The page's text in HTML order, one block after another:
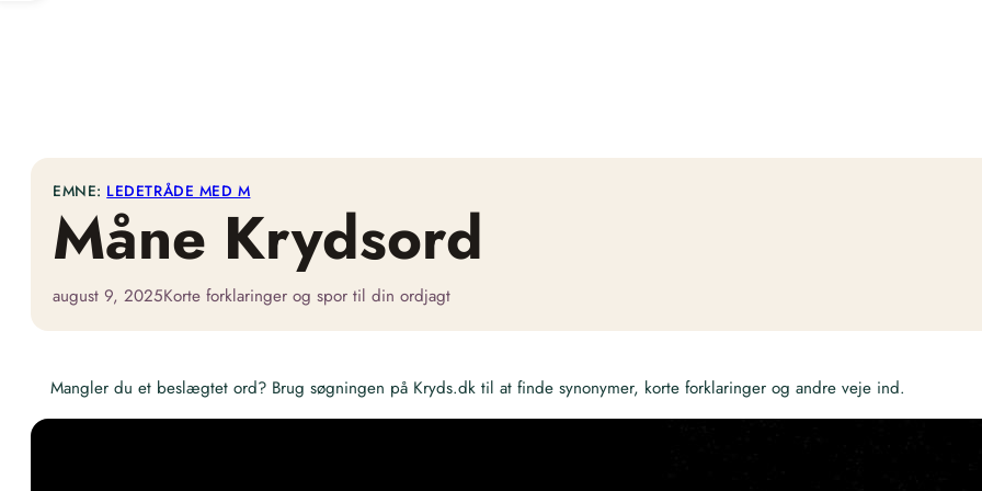
EMNE: LEDETRÅDE MED M
Måne Krydsord
august 9, 2025Korte forklaringer og spor til din ordjagt
Mangler du et beslægtet ord? Brug søgningen på Kryds.dk til at finde synonymer, korte forklaringer og andre veje ind.